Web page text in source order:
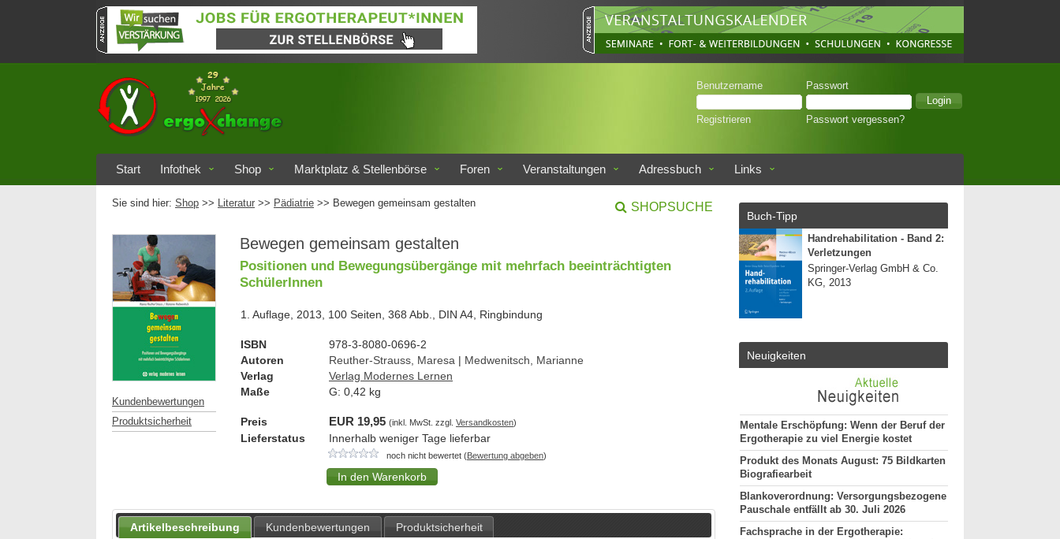
Benutzername Passwort
Registrieren Passwort vergessen?
Start Infothek Shop Marktplatz & Stellenbörse Foren Veranstaltungen Adressbuch Links
Sie sind hier: Shop >> Literatur >> Pädiatrie >> Bewegen gemeinsam gestalten SHOPSUCHE
Kundenbewertungen
Produktsicherheit
Bewegen gemeinsam gestalten
Positionen und Bewegungsübergänge mit mehrfach beeinträchtigten
SchülerInnen
1. Auflage, 2013, 100 Seiten, 368 Abb., DIN A4, Ringbindung
ISBN
978-3-8080-0696-2
Autoren
Reuther-Strauss, Maresa | Medwenitsch, Marianne
Verlag
Verlag Modernes Lernen
Maße
G: 0,42 kg
Preis EUR 19,95 (inkl. MwSt. zzgl. Versandkosten)
Lieferstatus Innerhalb weniger Tage lieferbar
noch nicht bewertet (Bewertung abgeben)
Artikelbeschreibung Kundenbewertungen Produktsicherheit
Buch-Tipp
Handrehabilitation - Band 2:
Verletzungen
Springer-Verlag GmbH & Co.
KG, 2013
Neuigkeiten
Mentale Erschöpfung: Wenn der Beruf der
Ergotherapie zu viel Energie kostet
Produkt des Monats August: 75 Bildkarten
Biografiearbeit
Blankoverordnung: Versorgungsbezogene
Pauschale entfällt ab 30. Juli 2026
Fachsprache in der Ergotherapie: